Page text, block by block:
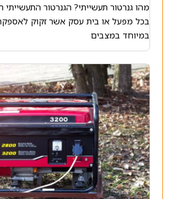
מהו גנרטור תעשייתי? הגנרטור התעשייתי
בכל מפעל או בית עסק אשר זקוק לאספקת
במיוחד במצבים